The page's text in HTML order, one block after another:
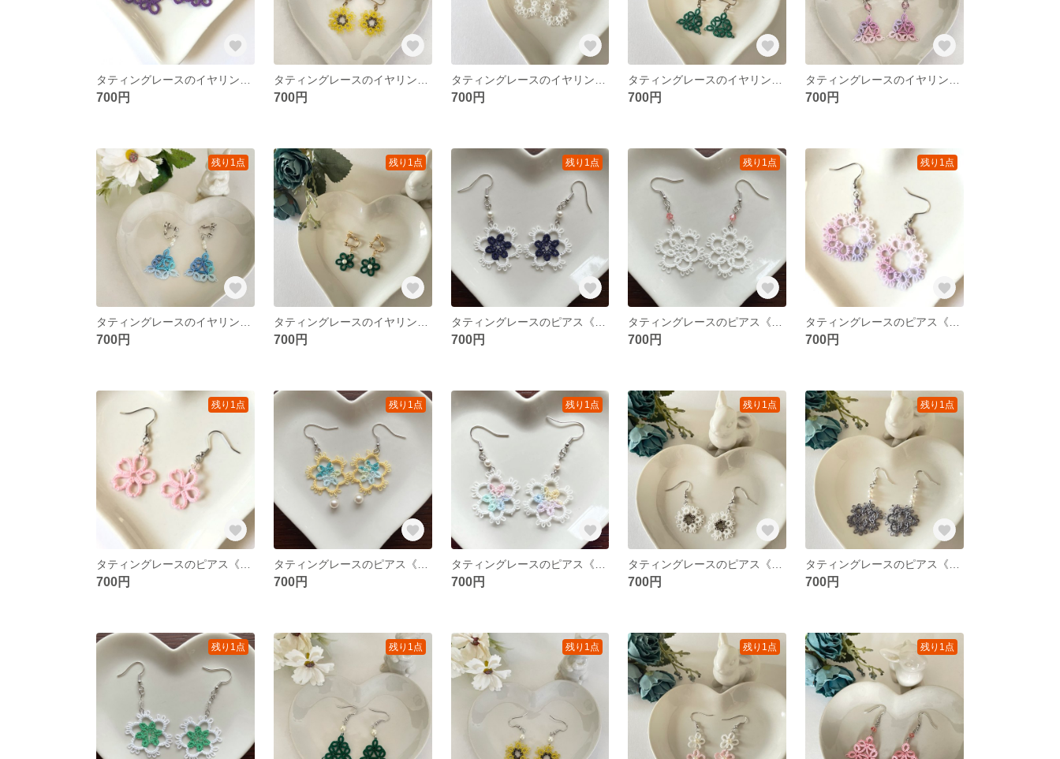
700円 700円 700円 700円 700円
残り1点
700円
残り1点
700円
残り1点
700円
残り1点
700円
残り1点
700円
残り1点
700円
残り1点
700円
残り1点
700円
残り1点
700円
残り1点
700円
残り1点 残り1点 残り1点 残り1点 残り1点